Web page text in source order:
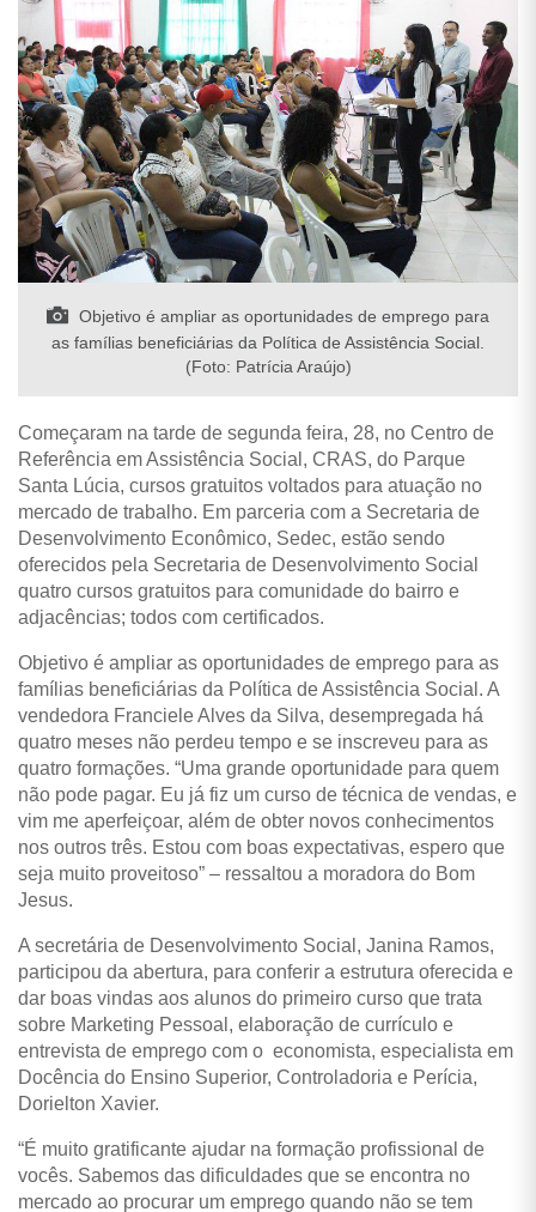
Objetivo é ampliar as oportunidades de emprego para
as famílias beneficiárias da Política de Assistência Social.
(Foto: Patrícia Araújo)
Começaram na tarde de segunda feira, 28, no Centro de
Referência em Assistência Social, CRAS, do Parque
Santa Lúcia, cursos gratuitos voltados para atuação no
mercado de trabalho. Em parceria com a Secretaria de
Desenvolvimento Econômico, Sedec, estão sendo
oferecidos pela Secretaria de Desenvolvimento Social
quatro cursos gratuitos para comunidade do bairro e
adjacências; todos com certificados.
Objetivo é ampliar as oportunidades de emprego para as
famílias beneficiárias da Política de Assistência Social. A
vendedora Franciele Alves da Silva, desempregada há
quatro meses não perdeu tempo e se inscreveu para as
quatro formações. “Uma grande oportunidade para quem
não pode pagar. Eu já fiz um curso de técnica de vendas, e
vim me aperfeiçoar, além de obter novos conhecimentos
nos outros três. Estou com boas expectativas, espero que
seja muito proveitoso” – ressaltou a moradora do Bom
Jesus.
A secretária de Desenvolvimento Social, Janina Ramos,
participou da abertura, para conferir a estrutura oferecida e
dar boas vindas aos alunos do primeiro curso que trata
sobre Marketing Pessoal, elaboração de currículo e
entrevista de emprego com o economista, especialista em
Docência do Ensino Superior, Controladoria e Perícia,
Dorielton Xavier.
“É muito gratificante ajudar na formação profissional de
vocês. Sabemos das dificuldades que se encontra no
mercado ao procurar um emprego quando não se tem